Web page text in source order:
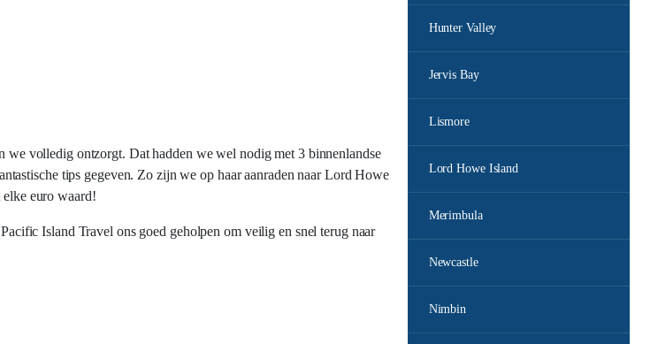
Hunter Valley
Jervis Bay
Lismore
Lord Howe Island
Merimbula
Newcastle
Nimbin
we volledig ontzorgt. Dat hadden we wel nodig met 3 binnenlandse
tips gegeven. Zo zijn we op haar aanraden naar Lord Howe
elke euro waard!
Island Travel ons goed geholpen om veilig en snel terug naar